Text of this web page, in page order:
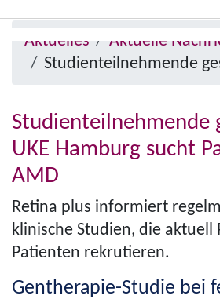
Inhalt
Menü
anzeigen/ausblenden
na­
tion
Aktuelles
Aktuelle
Stu­dien­teil­neh­mende
Stu­dien­teil­neh­mende
UKE Hamburg sucht
AMD
Retina plus informiert
klinische Studien, die aktuell
Patienten rekrutieren.
Gentherapie-Studie bei